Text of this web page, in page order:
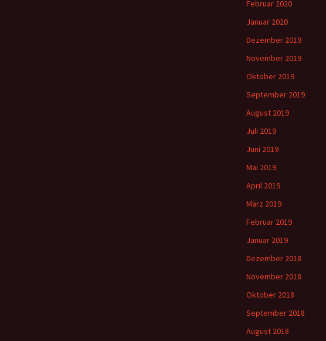
Februar 2020
Januar 2020
Dezember 2019
November 2019
Oktober 2019
September 2019
August 2019
Juli 2019
Juni 2019
Mai 2019
April 2019
März 2019
Februar 2019
Januar 2019
Dezember 2018
November 2018
Oktober 2018
September 2018
August 2018